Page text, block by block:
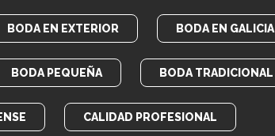
BODA EN EXTERIOR BODA EN GALICIA
BODA PEQUEÑA BODA TRADICIONAL
CALIDAD PROFESIONAL